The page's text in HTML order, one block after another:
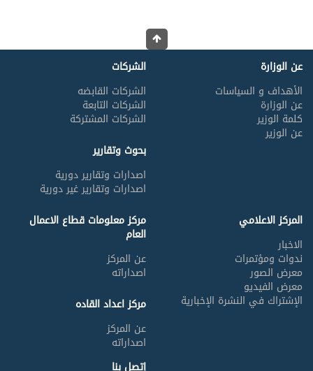
مصر للحرير الصناعى وألياف
عن الوزارة
الأهداف و السياسات
عن الوزارة
كلمة الوزير
عن الوزير
الشركات
الشركات القابضه
الشركات التابعة
الشركات المشتركة
بحوث وتقارير
اصدارات وتقارير دورية
اصدارات وتقارير غير دورية
المركز الاعلامي
الاخبار
ندوات ومؤتمرات
معرض الصور
معرض الفيديو
الإشتراك في النشرة الإخبارية
مركز معلومات قطاع الاعمال
العام
عن المركز
اصداراته
مركز اعداد القاده
عن المركز
اصداراته
إتصل بنا